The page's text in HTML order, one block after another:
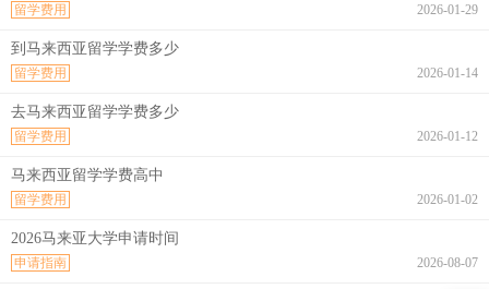
2026-01-29
留学费用
到马来西亚留学学费多少
2026-01-14
留学费用
去马来西亚留学学费多少
2026-01-12
留学费用
马来西亚留学学费高中
2026-01-02
留学费用
2026马来亚大学申请时间
2026-08-07
申请指南